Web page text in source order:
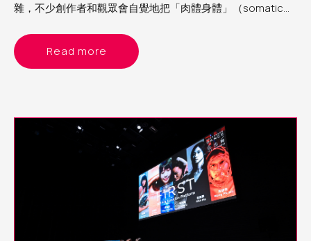
雜，不少創作者和觀眾會自覺地把「肉體身體」（somatic
（intertextuality）理論框架的立論：生理性別不過是組成
「文化個人」的眾多面向之一，重要的是察覺面向與面向的交
Read more